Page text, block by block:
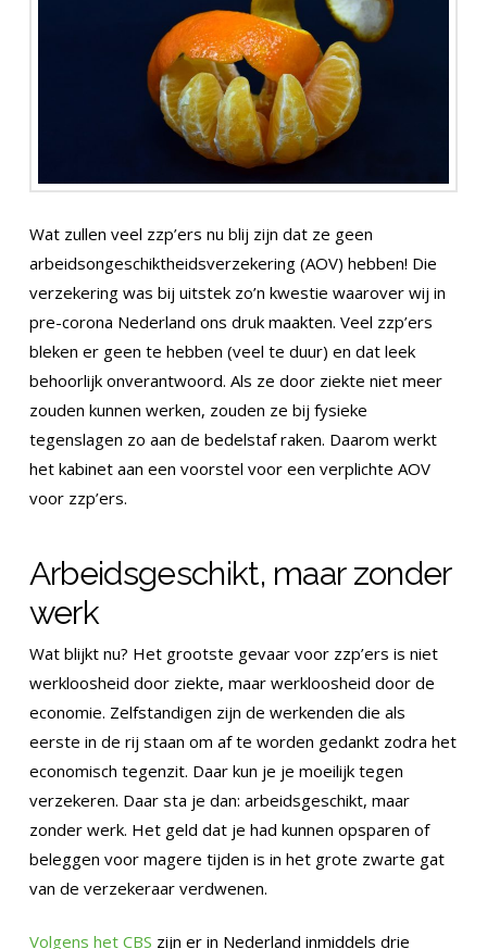
Wat zullen veel zzp’ers nu blij zijn dat ze geen
arbeidsongeschiktheidsverzekering (AOV) hebben! Die
verzekering was bij uitstek zo’n kwestie waarover wij in
pre-corona Nederland ons druk maakten. Veel zzp’ers
bleken er geen te hebben (veel te duur) en dat leek
behoorlijk onverantwoord. Als ze door ziekte niet meer
zouden kunnen werken, zouden ze bij fysieke
tegenslagen zo aan de bedelstaf raken. Daarom werkt
het kabinet aan een voorstel voor een verplichte AOV
voor zzp’ers.
Arbeidsgeschikt, maar zonder
werk
Wat blijkt nu? Het grootste gevaar voor zzp’ers is niet
werkloosheid door ziekte, maar werkloosheid door de
economie. Zelfstandigen zijn de werkenden die als
eerste in de rij staan om af te worden gedankt zodra het
economisch tegenzit. Daar kun je je moeilijk tegen
verzekeren. Daar sta je dan: arbeidsgeschikt, maar
zonder werk. Het geld dat je had kunnen opsparen of
beleggen voor magere tijden is in het grote zwarte gat
van de verzekeraar verdwenen.
Volgens het CBS zijn er in Nederland inmiddels drie